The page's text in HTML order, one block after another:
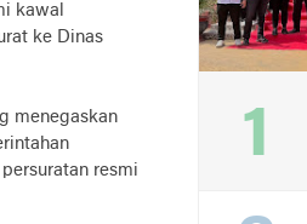
kawal
ke Dinas
menegaskan
resmi